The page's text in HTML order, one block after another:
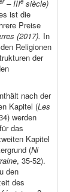
– III siècle)
ist die
Preise
(2017). In
Religionen
der
nach der
Kapitel (Les
werden
das
Kapitel
(Ni
, 35-52).
den
des